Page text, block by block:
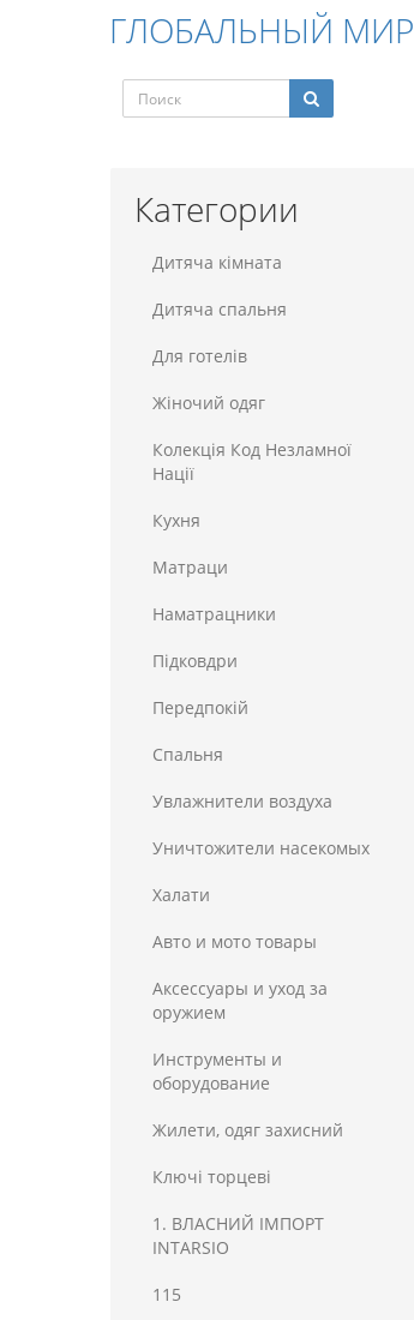
ГЛОБАЛЬНЫЙ МИР
Категории
Дитяча кімната
Дитяча спальня
Для готелiв
Жіночий одяг
Колекція Код Незламної
Нації
Кухня
Матраци
Наматрацники
Пiдковдри
Передпокій
Спальня
Увлажнители воздуха
Уничтожители насекомых
Халати
Авто и мото товары
Аксессуары и уход за
оружием
Инструменты и
оборудование
Жилети, одяг захисний
Ключі торцеві
1. ВЛАСНИЙ ІМПОРТ
INTARSIO
115